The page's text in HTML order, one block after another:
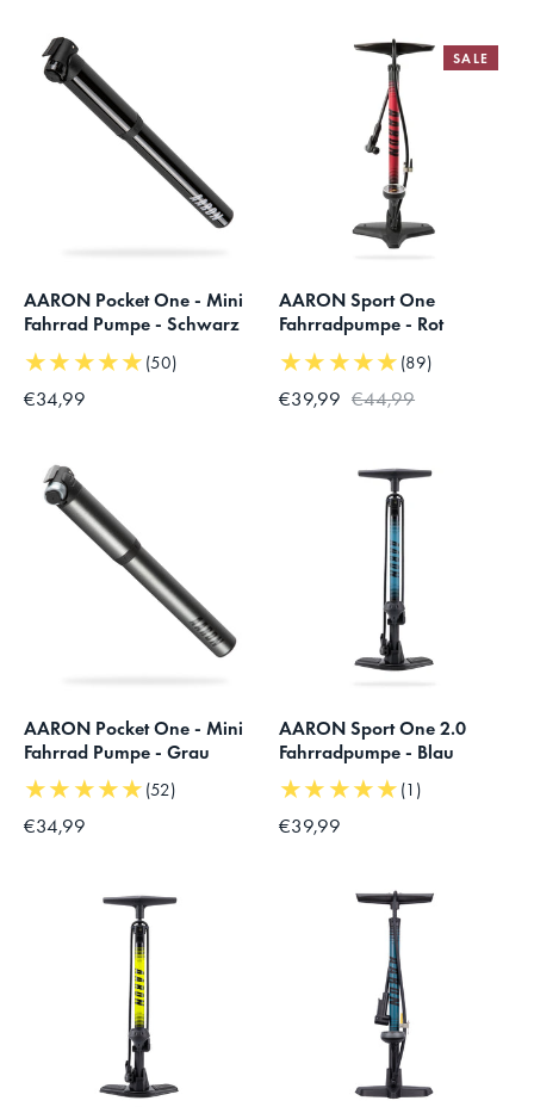
AARON Pocket One - Mini
Fahrrad Pumpe - Schwarz
★★★★★ (50)
€34,99
SALE
AARON Sport One
Fahrradpumpe - Rot
★★★★★ (89)
€39,99 €44,99
AARON Pocket One - Mini
Fahrrad Pumpe - Grau
★★★★★ (52)
€34,99
AARON Sport One 2.0
Fahrradpumpe - Blau
★★★★★ (1)
€39,99